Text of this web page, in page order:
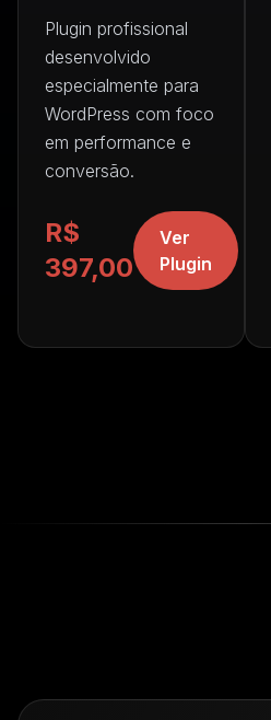
Plugin profissional
desenvolvido
especialmente para
WordPress com foco
em performance e
conversão.
R$
397,00
Ver
Plugin